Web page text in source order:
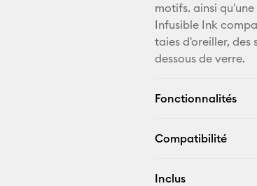
motifs. ainsi
Infusible Ink
taies d'oreiller, des
dessous de verre.
Fonctionnalités
Compatibilité
Inclus